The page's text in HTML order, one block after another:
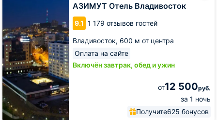
АЗИМУТ Отель Владивосток
9.1 1 179 отзывов гостей
Владивосток, 600 м от центра
Оплата на сайте
Включён завтрак, обед и ужин
от12 500руб.
за 1 ночь
Получите625 бонусов